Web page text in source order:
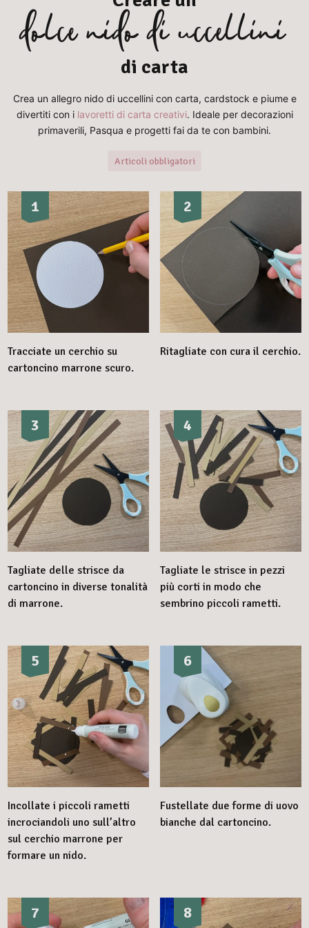
dolce nido di uccellini
di carta
Crea un allegro nido di uccellini con carta, cardstock e piume e
divertiti con i lavoretti di carta creativi. Ideale per decorazioni
primaverili, Pasqua e progetti fai da te con bambini.
Articoli obbligatori
1
Tracciate un cerchio su
cartoncino marrone scuro.
2
Ritagliate con cura il cerchio.
3
Tagliate delle strisce da
cartoncino in diverse tonalità
di marrone.
4
Tagliate le strisce in pezzi
più corti in modo che
sembrino piccoli rametti.
5
Incollate i piccoli rametti
incrociandoli uno sull’altro
sul cerchio marrone per
formare un nido.
6
Fustellate due forme di uovo
bianche dal cartoncino.
7 8